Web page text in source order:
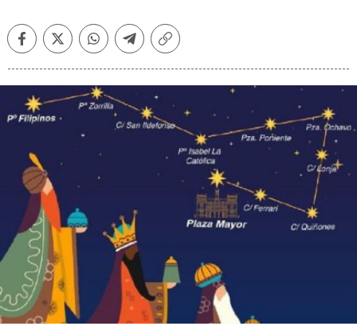
FacebookTwitterWhatsappTelegramCopiar